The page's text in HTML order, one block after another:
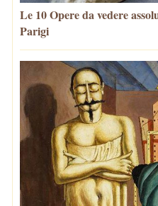
Le 10 Opere da vedere
Parigi